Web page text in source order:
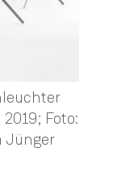
Foto:
Jünger